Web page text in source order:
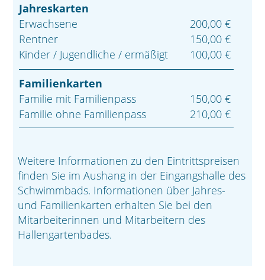
Jahreskarten
Erwachsene
200,00 €
Rentner
150,00 €
Kinder / Jugendliche / ermäßigt
100,00 €
Familienkarten
Familie mit Familienpass
150,00 €
Familie ohne Familienpass
210,00 €
Weitere Informationen zu den Eintrittspreisen
finden Sie im Aushang in der Eingangshalle des
Schwimmbads. Informationen über Jahres-
und Familienkarten erhalten Sie bei den
Mitarbeiterinnen und Mitarbeitern des
Hallengartenbades.